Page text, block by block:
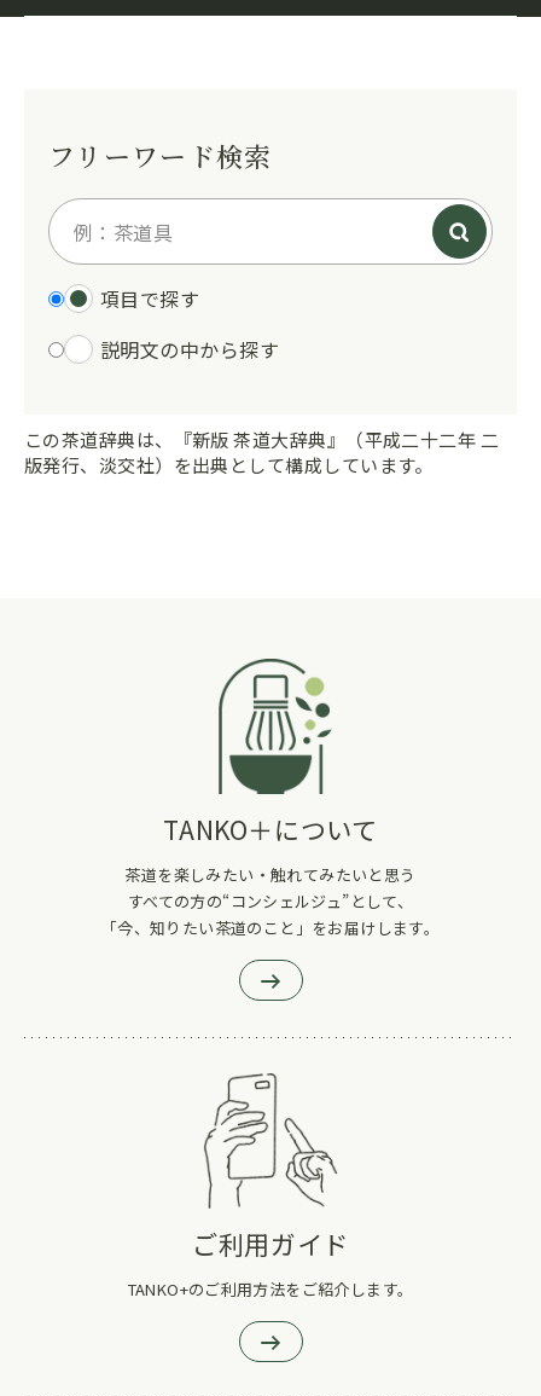
フリーワード検索
項目で探す
説明文の中から探す
この茶道辞典は、『新版 茶道大辞典』（平成二十二年 二
版発行、淡交社）を出典として構成しています。
TANKO＋について
茶道を楽しみたい・触れてみたいと思う
すべての方の“コンシェルジュ”として、
「今、知りたい茶道のこと」をお届けします。
ご利用ガイド
TANKO+のご利用方法をご紹介します。